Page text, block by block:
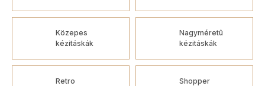
Közepes
kézitáskák
Nagyméretû
kézitáskák
Retro
Shopper